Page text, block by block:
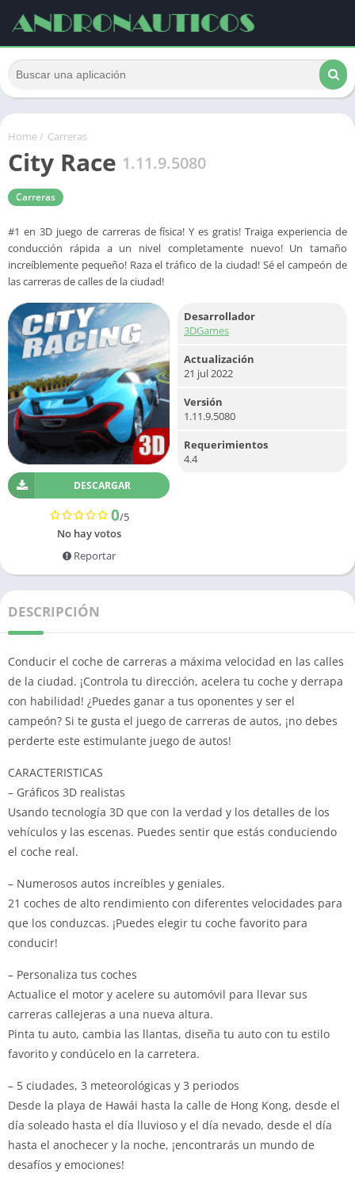
Home/ Carreras
City Race 1.11.9.5080
Carreras
#1 en 3D juego de carreras de física! Y es gratis! Traiga experiencia de
conducción rápida a un nivel completamente nuevo! Un tamaño
increíblemente pequeño! Raza el tráfico de la ciudad! Sé el campeón de
las carreras de calles de la ciudad!
DESCARGAR
0/5
No hay votos
Reportar
Desarrollador
3DGames
Actualización
21 jul 2022
Versión
1.11.9.5080
Requerimientos
4.4
DESCRIPCIÓN
Conducir el coche de carreras a máxima velocidad en las calles
de la ciudad. ¡Controla tu dirección, acelera tu coche y derrapa
con habilidad! ¿Puedes ganar a tus oponentes y ser el
campeón? Si te gusta el juego de carreras de autos, ¡no debes
perderte este estimulante juego de autos!
CARACTERISTICAS
– Gráficos 3D realistas
Usando tecnología 3D que con la verdad y los detalles de los
vehículos y las escenas. Puedes sentir que estás conduciendo
el coche real.
– Numerosos autos increíbles y geniales.
21 coches de alto rendimiento con diferentes velocidades para
que los conduzcas. ¡Puedes elegir tu coche favorito para
conducir!
– Personaliza tus coches
Actualice el motor y acelere su automóvil para llevar sus
carreras callejeras a una nueva altura.
Pinta tu auto, cambia las llantas, diseña tu auto con tu estilo
favorito y condúcelo en la carretera.
– 5 ciudades, 3 meteorológicas y 3 periodos
Desde la playa de Hawái hasta la calle de Hong Kong, desde el
día soleado hasta el día lluvioso y el día nevado, desde el día
hasta el anochecer y la noche, ¡encontrarás un mundo de
desafíos y emociones!